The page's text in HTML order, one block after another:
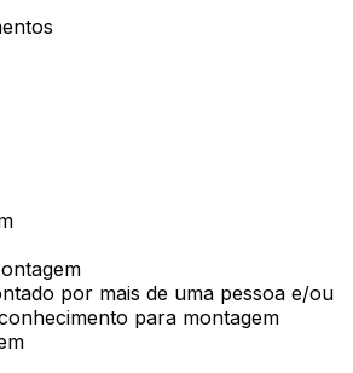
por mais de uma pessoa e/ou
para montagem